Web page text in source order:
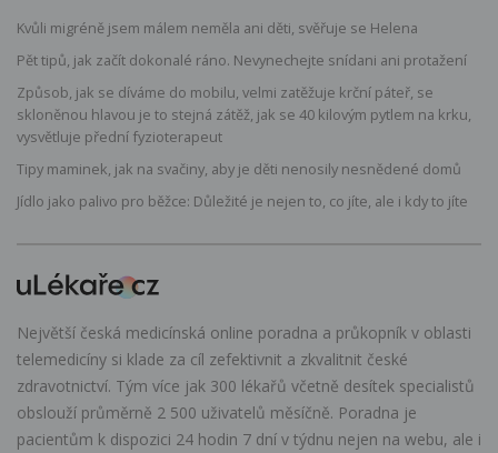
Kvůli migréně jsem málem neměla ani děti, svěřuje se Helena
Pět tipů, jak začít dokonalé ráno. Nevynechejte snídani ani protažení
Způsob, jak se díváme do mobilu, velmi zatěžuje krční páteř, se
skloněnou hlavou je to stejná zátěž, jak se 40 kilovým pytlem na krku,
vysvětluje přední fyzioterapeut
Tipy maminek, jak na svačiny, aby je děti nenosily nesnědené domů
Jídlo jako palivo pro běžce: Důležité je nejen to, co jíte, ale i kdy to jíte
Největší česká medicínská online poradna a průkopník v oblasti
telemedicíny si klade za cíl zefektivnit a zkvalitnit české
zdravotnictví. Tým více jak 300 lékařů včetně desítek specialistů
obslouží průměrně 2 500 uživatelů měsíčně. Poradna je
pacientům k dispozici 24 hodin 7 dní v týdnu nejen na webu, ale i